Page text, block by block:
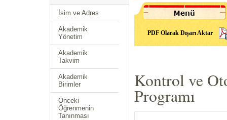
İsim ve Adres
Akademik
Yönetim
Akademik
Takvim
Akademik
Birimler
Önceki
Öğrenmenin
Tanınması
PDF Olarak Dışarı Aktar
Kontrol ve
Programı